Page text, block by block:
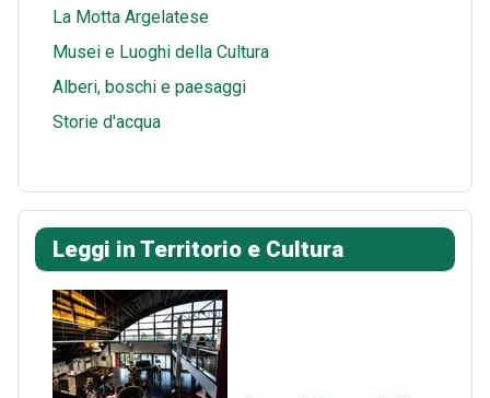
La Motta Argelatese
Musei e Luoghi della Cultura
Alberi, boschi e paesaggi
Storie d'acqua
Leggi in Territorio e Cultura